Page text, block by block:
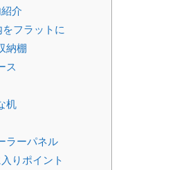
介
フラットに
納棚
ス
机
ラーパネル
りポイント